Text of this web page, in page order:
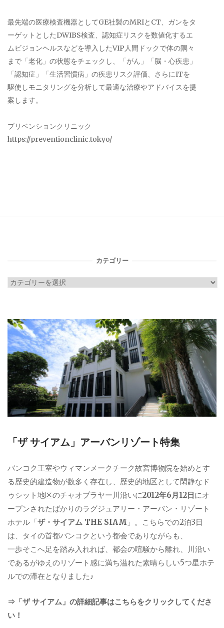
最先端の医療検査機器としてGE社製のMRIとCT、ガンをタ
ーゲットとしたDWIBS検査、認知症リスクを数値化するエ
ムビジョンヘルスなどを導入したVIP人間ドックで体の隅々
まで「老化」の状態をチェックし、「がん」「脳・心疾患」
「認知症」「生活習慣病」の疾患リスク評価、さらにITを
駆使しモニタリングを分析して最適な治療やアドバイスを提
案します。
プリベンションクリニック
https://preventionclinic.tokyo/
カテゴリー
カ
リ
ー
「ザ サイアム」アーバンリゾート特集
バンコク王室やウィマンメークチーク故宮博物院を始めとす
る歴史的建造物が数多く存在し、歴史的地区として閑静なド
ゥシット地区のチャオプラヤー川沿いに2012年6月12日にオ
ープンされたばかりのラグジュアリー・アーバン・リゾート
ホテル「ザ・サイアム THE SIAM 」。こちらでの2泊3日
は、タイの首都バンコクという都会でありながらも、
一歩そこへ足を踏み入れれば、都会の喧騒から離れ、川沿い
であるがゆえのリゾート感に満ち溢れた素晴らしい5つ星ホテ
ルでの滞在となりました♪
⇒「ザ サイアム」の詳細記事はこちらをクリックしてくださ
い！